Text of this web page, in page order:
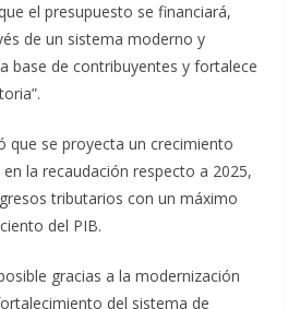
el presupuesto se financiará,
de un sistema moderno y
base de contribuyentes y fortalece
que se proyecta un crecimiento
la recaudación respecto a 2025,
tributarios con un máximo
del PIB.
gracias a la modernización
del sistema de